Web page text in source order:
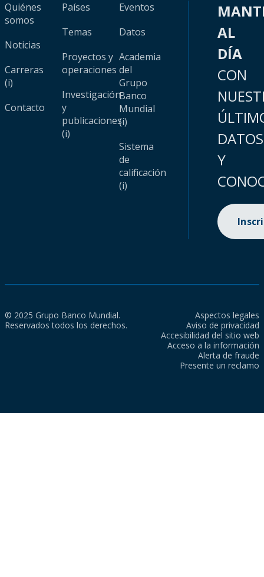
Quiénes
somos
Noticias
Carreras
(i)
Contacto
Países
Temas
Proyectos y
operaciones
Investigación
y
publicaciones
(i)
Eventos
Datos
Academia
del
Grupo
Banco
Mundial
(i)
Sistema
de
calificación
(i)
AL
DÍA
CON
DATOS
Y
© 2025 Grupo Banco Mundial.
Reservados todos los derechos.
Aspectos legales
Aviso de privacidad
Accesibilidad del sitio web
Acceso a la información
Alerta de fraude
Presente un reclamo